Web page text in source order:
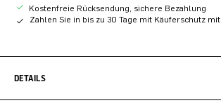
Kostenfreie Rücksendung, sichere Bezahlung
Zahlen Sie in bis zu 30 Tage mit Käuferschutz mit
DETAILS